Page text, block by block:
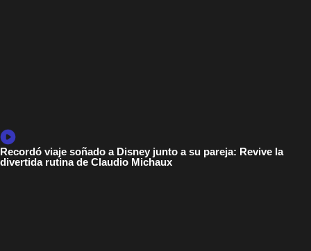
Recordó viaje soñado a Disney junto a su pareja: Revive la
divertida rutina de Claudio Michaux